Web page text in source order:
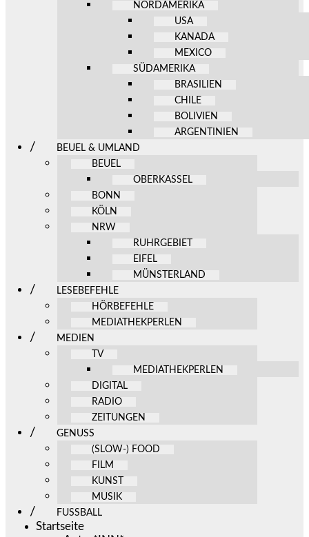
NORDAMERIKA
USA
KANADA
MEXICO
SÜDAMERIKA
BRASILIEN
CHILE
BOLIVIEN
ARGENTINIEN
BEUEL & UMLAND
BEUEL
OBERKASSEL
BONN
KÖLN
NRW
RUHRGEBIET
EIFEL
MÜNSTERLAND
LESEBEFEHLE
HÖRBEFEHLE
MEDIATHEKPERLEN
MEDIEN
TV
MEDIATHEKPERLEN
DIGITAL
RADIO
ZEITUNGEN
GENUSS
(SLOW-) FOOD
FILM
KUNST
MUSIK
FUSSBALL
Startseite